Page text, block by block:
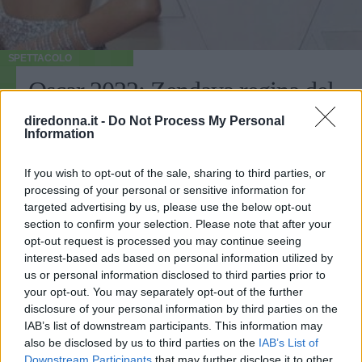
diredonna.it - Do Not Process My Personal
Information
If you wish to opt-out of the sale, sharing to third parties, or
processing of your personal or sensitive information for
targeted advertising by us, please use the below opt-out
section to confirm your selection. Please note that after your
opt-out request is processed you may continue seeing
interest-based ads based on personal information utilized by
us or personal information disclosed to third parties prior to
your opt-out. You may separately opt-out of the further
disclosure of your personal information by third parties on the
IAB’s list of downstream participants. This information may
also be disclosed by us to third parties on the IAB’s List of
SPETTACOLO
Oscar 2022: Zendaya regina del
red carpet con un look firmato
L'attrice protagonista di 'Dune' all'ingresso del Dolby
Theatre ha sfoggiato un completo in stile Anni '90 che ha
lasciato tutti sbalorditi, anche per la possibile reference
all'outfit del 1998 della collega Sharon Stone.
EMMA PIETRAROSA